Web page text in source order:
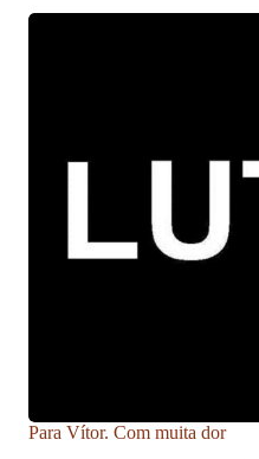
Para Vítor. Com muita dor